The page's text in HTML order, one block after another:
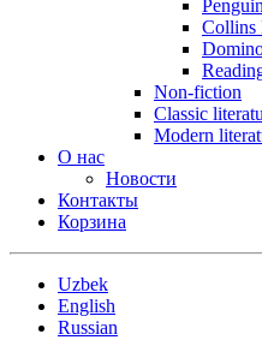
Collins
Non-fiction
Classic
Modern
О нас
Новости
Контакты
Корзина
Uzbek
English
Russian